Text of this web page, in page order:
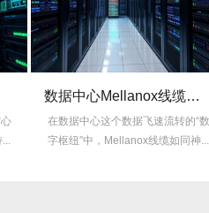
数据中心Mellanox线缆布局优化方案
在数据中心这个数据飞速流转的“数
字枢纽”中，Mellanox线缆如同神...